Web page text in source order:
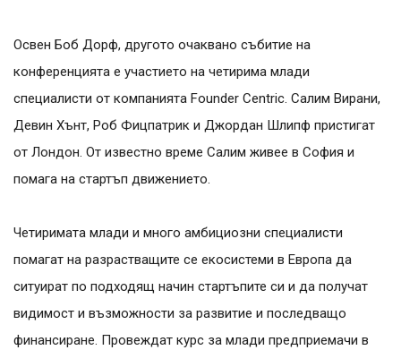
Освен Боб Дорф, другото очаквано събитие на
конференцията е участието на четирима млади
специалисти от компанията Founder Centric. Салим Вирани,
Девин Хънт, Роб Фицпатрик и Джордан Шлипф пристигат
от Лондон. От известно време Салим живее в София и
помага на стартъп движението.
Четиримата млади и много амбициозни специалисти
помагат на разрастващите се екосистеми в Европа да
ситуират по подходящ начин стартъпите си и да получат
видимост и възможности за развитие и последващо
финансиране. Провеждат курс за млади предприемачи в